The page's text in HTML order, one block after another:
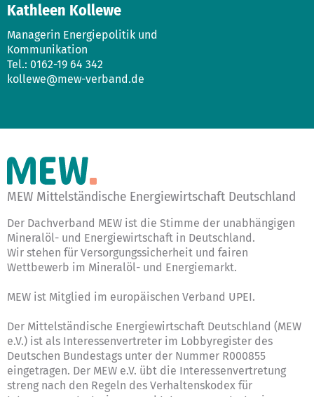
Kathleen Kollewe
Managerin Energiepolitik und
Kommunikation
Tel.: 0162-19 64 342
kollewe@mew-verband.de
MEW Mittelständische Energiewirtschaft Deutschland
Der Dachverband MEW ist die Stimme der unabhängigen
Mineralöl- und Energiewirtschaft in Deutschland.
Wir stehen für Versorgungssicherheit und fairen
Wettbewerb im Mineralöl- und Energiemarkt.
MEW ist Mitglied im europäischen Verband UPEI.
Der Mittelständische Energiewirtschaft Deutschland (MEW
e.V.) ist als Interessenvertreter im Lobbyregister des
Deutschen Bundestags unter der Nummer R000855
eingetragen. Der MEW e.V. übt die Interessenvertretung
streng nach den Regeln des Verhaltenskodex für